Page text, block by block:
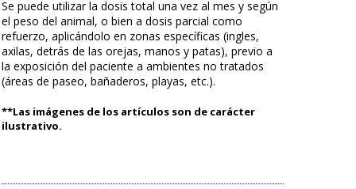
Se puede utilizar la dosis total una vez al mes y según
el peso del animal, o bien a dosis parcial como
refuerzo, aplicándolo en zonas específicas (ingles,
axilas, detrás de las orejas, manos y patas), previo a
la exposición del paciente a ambientes no tratados
(áreas de paseo, bañaderos, playas, etc.).
**Las imágenes de los artículos son de carácter
ilustrativo.